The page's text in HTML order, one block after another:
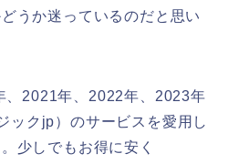
うか迷っているのだと思い
、2021年、2022年、2023年
ックjp）のサービスを愛用し
少しでもお得に安く